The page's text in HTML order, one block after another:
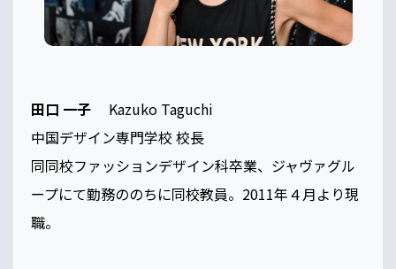
田口 一子
Kazuko Taguchi
中国デザイン専門学校 校長
同同校ファッションデザイン科卒業、ジャヴァグル
ープにて勤務ののちに同校教員。2011年４月より現
職。